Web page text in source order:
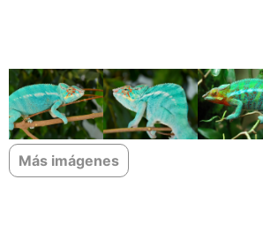
Más imágenes